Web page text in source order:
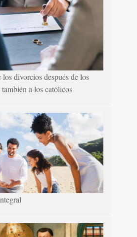
divorcios después de los
también a los católicos